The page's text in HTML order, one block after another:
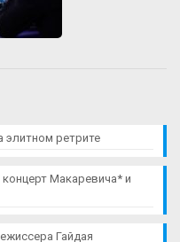
элитном ретрите
Макаревича* и
Гайдая